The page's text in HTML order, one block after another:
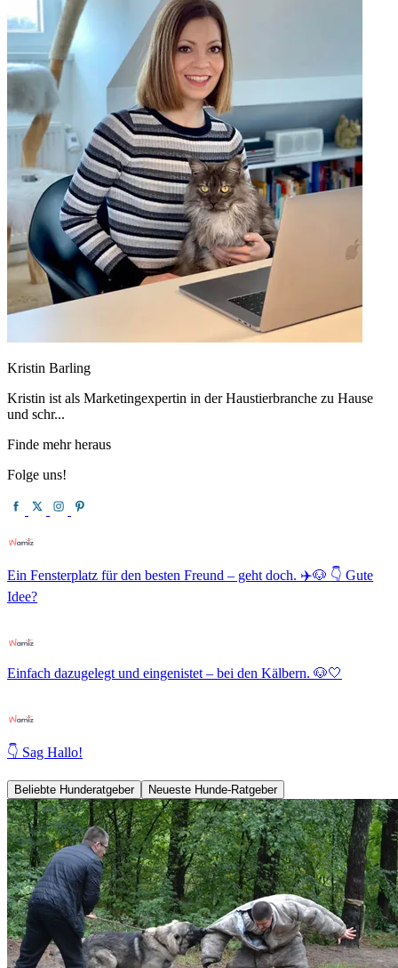
Kristin Barling
Kristin ist als Marketingexpertin in der Haustierbranche zu Hause
und schr...
Finde mehr heraus
Folge uns!
Ein Fensterplatz für den besten Freund – geht doch. ✈️🐶 👇 Gute
Idee?
Einfach dazugelegt und eingenistet – bei den Kälbern. 🐶🤍
👇 Sag Hallo!
Beliebte Hunderatgeber Neueste Hunde-Ratgeber